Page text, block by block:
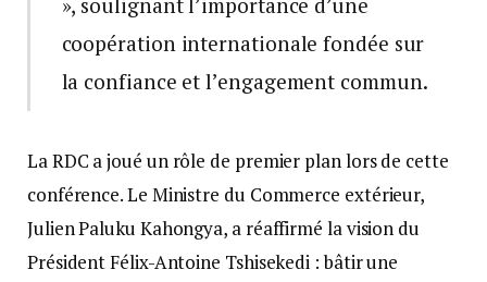
coopération internationale fondée sur
la confiance et l’engagement commun.
La RDC a joué un rôle de premier plan lors de cette
conférence. Le Ministre du Commerce extérieur,
Julien Paluku Kahongya, a réaffirmé la vision du
Président Félix-Antoine Tshisekedi : bâtir une